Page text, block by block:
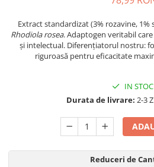
Scruburi
Protecție Solară
Creme SPF față
Uleiuri bronzare
Acceleratoare bronz
Igienă Personală
L-Glutamina
Lecitina
Miere de Manuka
Multivitamine
Extract standardizat (3% rozavine,
Rhodiola rosea. Adaptogen veritabil
și intelectual. Diferențiatorul nostru:
riguroasă pentru eficacitate
IN STOC
Durata de livrare: 2-3
Reduceri de